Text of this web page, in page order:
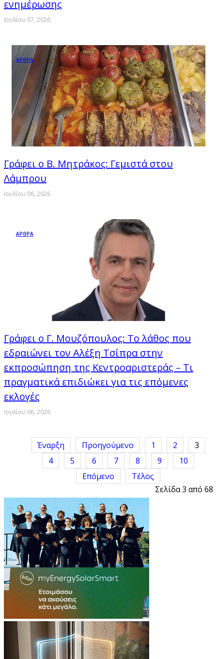
ενημέρωσης
Ιουλίου 07, 2026
ΑΡΘΡΑ
Γράφει ο Β. Μητράκος: Γεμιστά στου
Λάμπρου
Ιουλίου 06, 2026
ΑΡΘΡΑ
Γράφει ο Γ. Μουζόπουλος: Το λάθος που
εδραιώνει τον Αλέξη Τσίπρα στην
εκπροσώπηση της Κεντροαριστεράς – Τι
πραγματικά επιδιώκει για τις επόμενες
εκλογές
Ιουλίου 06, 2026
Έναρξη Προηγούμενο 1 2
3
4
5 6 7 8 9
10
Επόμενο
Τέλος
Σελίδα 3 από 68